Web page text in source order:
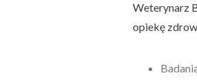
Weterynarz
opiekę